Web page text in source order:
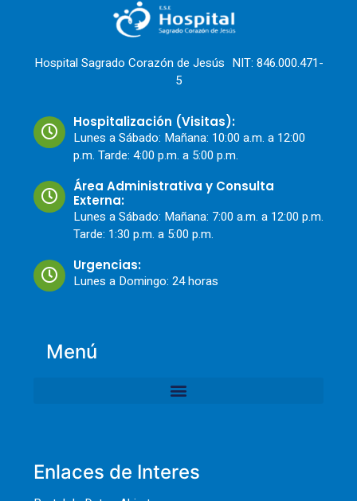
Hospital Sagrado Corazón de Jesús NIT: 846.000.471-
5
Hospitalización (Visitas):
Lunes a Sábado: Mañana: 10:00 a.m. a 12:00
p.m. Tarde: 4:00 p.m. a 5:00 p.m.
Área Administrativa y Consulta
Externa:
Lunes a Sábado: Mañana: 7:00 a.m. a 12:00 p.m.
Tarde: 1:30 p.m. a 5:00 p.m.
Urgencias:
Lunes a Domingo: 24 horas
Menú
Enlaces de Interes